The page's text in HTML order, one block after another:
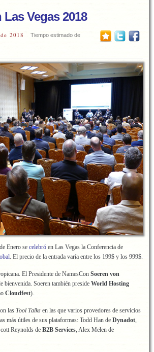
Las Vegas 2018
2018
Tiempo estimado de
Enero se celebró en Las Vegas la Conferencia de
. El precio de la entrada varía entre los 199$ y los 999$.
El Presidente de NamesCon Soeren von
bienvenida. Soeren también preside World Hosting
Cloudfest).
las Tool Talks en las que varios provedores de servicios
más útiles de sus plataformas: Todd Han de Dynadot,
Reynolds de B2B Services, Alex Melen de